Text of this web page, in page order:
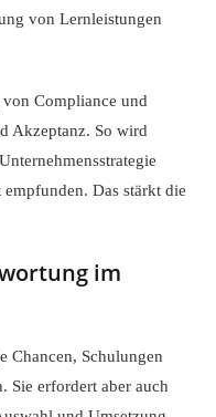
von Lernleistungen
Compliance und
Akzeptanz. So wird
Das stärkt die
im
Chancen, Schulungen
Sie erfordert aber auch